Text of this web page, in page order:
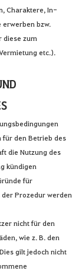
Charaktere, In-
bzw.
diese zum
etc.).
für den Betrieb des
die Nutzung des
kündigen
für
Prozedur werden
nicht für den
wie z. B. den
gilt jedoch nicht